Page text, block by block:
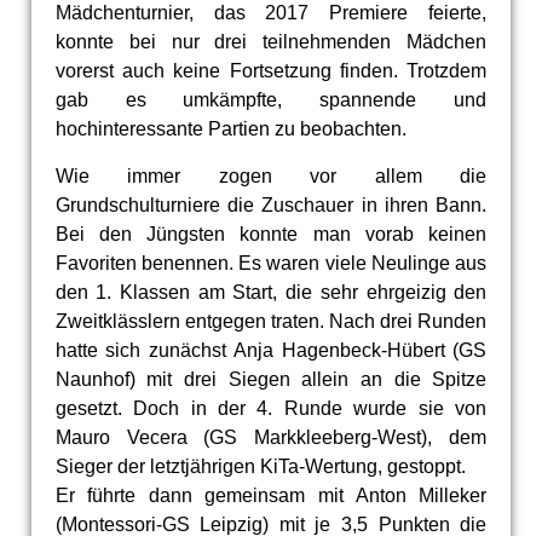
Mädchenturnier, das 2017 Premiere feierte,
konnte bei nur drei teilnehmenden Mädchen
vorerst auch keine Fortsetzung finden. Trotzdem
gab es umkämpfte, spannende und
hochinteressante Partien zu beobachten.
Wie immer zogen vor allem die
Grundschulturniere die Zuschauer in ihren Bann.
Bei den Jüngsten konnte man vorab keinen
Favoriten benennen. Es waren viele Neulinge aus
den 1. Klassen am Start, die sehr ehrgeizig den
Zweitklässlern entgegen traten. Nach drei Runden
hatte sich zunächst Anja Hagenbeck-Hübert (GS
Naunhof) mit drei Siegen allein an die Spitze
gesetzt. Doch in der 4. Runde wurde sie von
Mauro Vecera (GS Markkleeberg-West), dem
Sieger der letztjährigen KiTa-Wertung, gestoppt.
Er führte dann gemeinsam mit Anton Milleker
(Montessori-GS Leipzig) mit je 3,5 Punkten die